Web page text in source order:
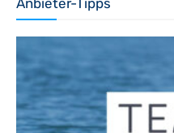
Anbieter-Tipps